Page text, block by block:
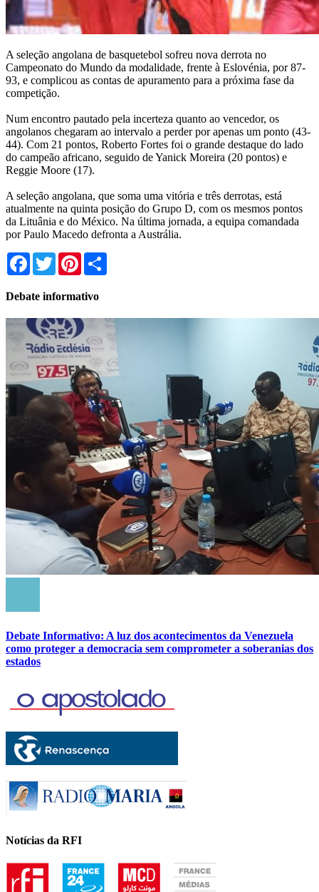
A seleção angolana de basquetebol sofreu nova derrota no
Campeonato do Mundo da modalidade, frente à Eslovénia, por 87-
93, e complicou as contas de apuramento para a próxima fase da
competição.
Num encontro pautado pela incerteza quanto ao vencedor, os
angolanos chegaram ao intervalo a perder por apenas um ponto (43-
44). Com 21 pontos, Roberto Fortes foi o grande destaque do lado
do campeão africano, seguido de Yanick Moreira (20 pontos) e
Reggie Moore (17).
A seleção angolana, que soma uma vitória e três derrotas, está
atualmente na quinta posição do Grupo D, com os mesmos pontos
da Lituânia e do México. Na última jornada, a equipa comandada
por Paulo Macedo defronta a Austrália.
Facebook
TwitterPinterest
Debate informativo
Debate Informativo: A luz dos acontecimentos da Venezuela
como proteger a democracia sem comprometer a soberanias dos
estados
Notícias da RFI